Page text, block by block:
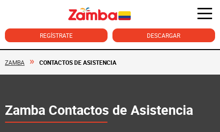
REGÍSTRATE DESCARGAR
ZAMBA CONTACTOS DE ASISTENCIA
Zamba Contactos de Asistencia